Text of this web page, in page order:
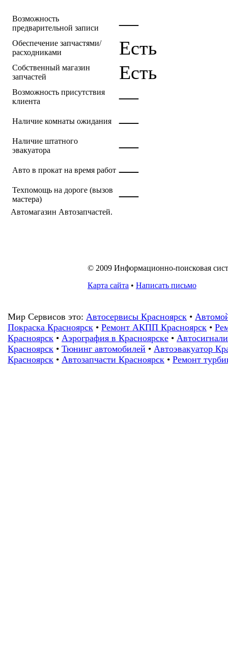
Возможность
предварительной записи
—
Обеспечение запчастями/
расходниками
Есть
Собственный магазин
запчастей
Есть
Возможность присутствия
клиента
—
Наличие комнаты ожидания —
Наличие штатного
эвакуатора
—
Авто в прокат на время работ —
Техпомощь на дороге (вызов
мастера)
—
Автомагазин Автозапчастей.
© 2009 Информационно-поисковая
Карта сайта • Написать письмо
Мир Сервисов это: Автосервисы Красноярск •
Покраска Красноярск • Ремонт АКПП Красноярск •
Красноярск • Аэрография в Красноярске •
Красноярск • Тюнинг автомобилей • Автоэвакуатор
Красноярск • Автозапчасти Красноярск • Ремонт